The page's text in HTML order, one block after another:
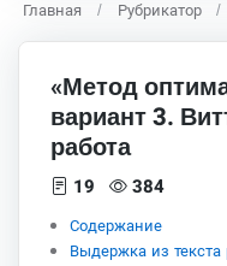
Главная Рубрикатор
«Метод
вариант 3.
работа
19 384
Содержание
Выдержка из текста